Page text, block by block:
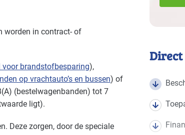
- rubber en kunststof Basis
- land- en tuinbouw Basis
branches
worden in contract- of
brandstofbesparing),
op vrachtauto’s en bussen) of
(bestelwagenbanden) tot 7
ligt).
Deze zorgen, door de speciale